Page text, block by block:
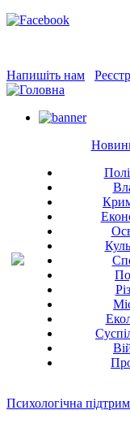
Напишіть нам
Психологічна